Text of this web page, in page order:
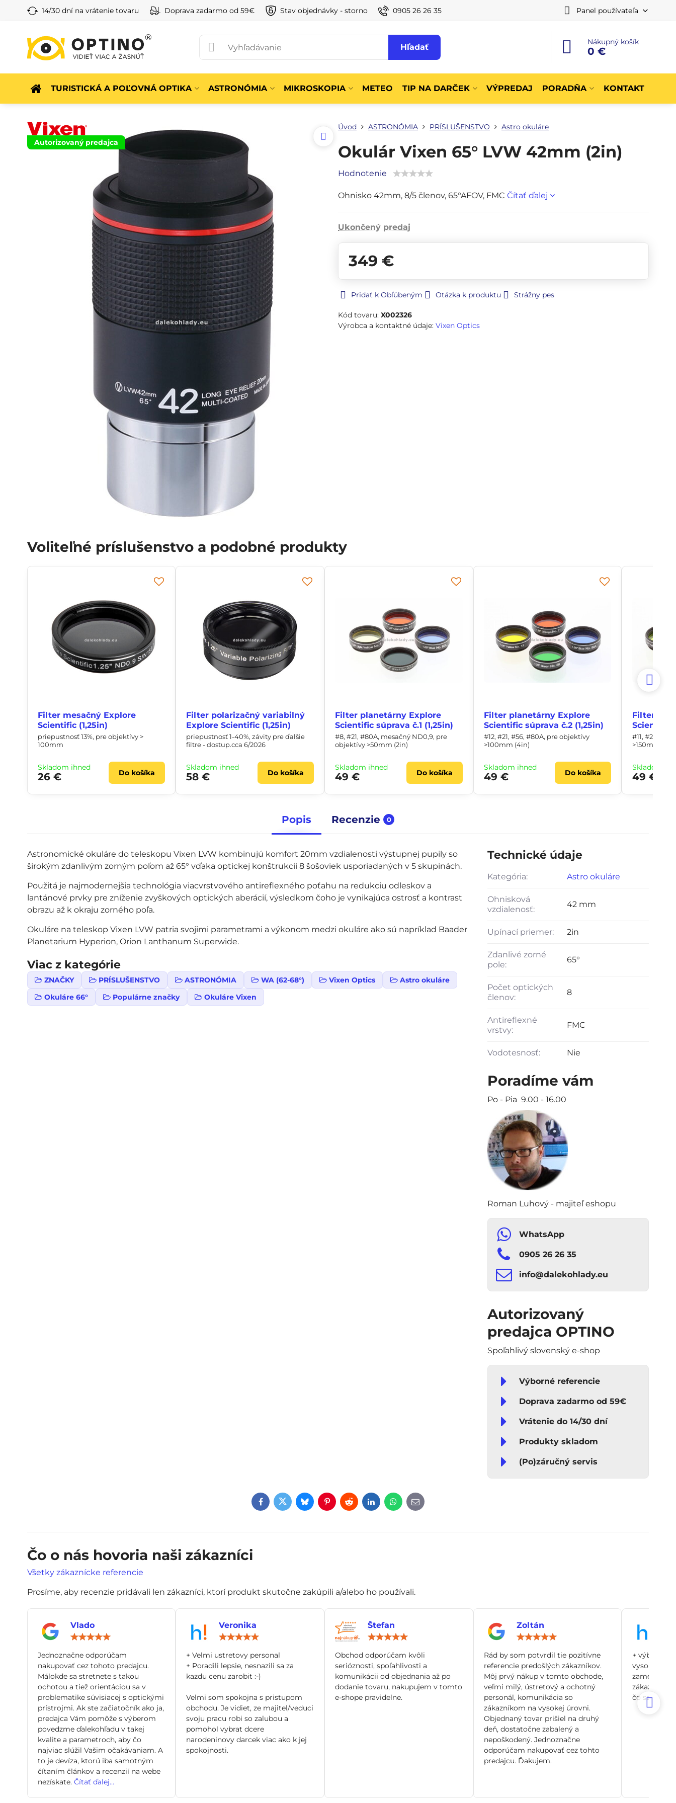
14/30 dní na vrátenie tovaru Doprava zadarmo od 59€ Stav objednávky - storno 0905 26 26 35 Panel používateľa
Hľadať
Nákupný košík
0 €
TURISTICKÁ A POĽOVNÁ OPTIKA ASTRONÓMIA MIKROSKOPIA METEO TIP NA DARČEK VÝPREDAJ PORADŇA KONTAKT
Autorizovaný predajca
Úvod ASTRONÓMIA PRÍSLUŠENSTVO Astro okuláre
Okulár Vixen 65° LVW 42mm (2in)
Hodnotenie
Ohnisko 42mm, 8/5 členov, 65°AFOV, FMC Čítať ďalej
Ukončený predaj
349 €
Pridať k Obľúbeným Otázka k produktu Strážny pes
Kód tovaru: X002326
Výrobca a kontaktné údaje: Vixen Optics
Popis Recenzie 0
Astronomické okuláre do teleskopu Vixen LVW kombinujú komfort 20mm vzdialenosti výstupnej pupily so
širokým zdanlivým zorným poľom až 65° vďaka optickej konštrukcii 8 šošoviek usporiadaných v 5 skupinách.
Použitá je najmodernejšia technológia viacvrstvového antireflexného poťahu na redukciu odleskov a
lantánové prvky pre zníženie zvyškových optických aberácií, výsledkom čoho je vynikajúca ostrosť a kontrast
obrazu až k okraju zorného poľa.
Okuláre na teleskop Vixen LVW patria svojimi parametrami a výkonom medzi okuláre ako sú napríklad Baader
Planetarium Hyperion, Orion Lanthanum Superwide.
Viac z kategórie
ZNAČKY PRÍSLUŠENSTVO ASTRONÓMIA WA (62-68°) Vixen Optics
Astro okuláre
Okuláre 66°
Populárne značky Okuláre Vixen
Technické údaje
Kategória: Astro okuláre
Ohnisková
vzdialenosť:
42 mm
Upínací priemer: 2in
Zdanlivé zorné
pole:
65°
Počet optických
členov:
8
Antireflexné
vrstvy:
FMC
Vodotesnosť: Nie
Poradíme vám
Po - Pia 9.00 - 16.00
Roman Luhový - majiteľ eshopu
WhatsApp
0905 26 26 35
info​​@dalekohlady​​.eu
Autorizovaný
predajca OPTINO
Spoľahlivý slovenský e-shop
Výborné referencie
Doprava zadarmo od 59€
Vrátenie do 14/30 dní
Produkty skladom
(Po)záručný servis
Facebook
TwitterBlueskyPinterest
RedditLinkedInWhatsApp
E-
mail
Voliteľné príslušenstvo a podobné produkty
Filter mesačný Explore
Scientific (1,25in)
priepustnosť 13%, pre objektívy >
100mm
Skladom ihneď
26 € Do košíka
Filter polarizačný variabilný
Explore Scientific (1,25in)
priepustnosť 1-40%, závity pre ďalšie
filtre - dostup.cca 6/2026
Skladom ihneď
58 € Do košíka
Filter planetárny Explore
Scientific súprava č.1 (1,25in)
#8, #21, #80A, mesačný ND0,9, pre
objektívy >50mm (2in)
Skladom ihneď
49 € Do košíka
Filter planetárny Explore
Scientific súprava č.2 (1,25in)
#12, #21, #56, #80A, pre objektívy
>100mm (4in)
Skladom ihneď
49 € Do košíka
Filter
Scientific
#11, #23A,
>150mm
Skladom
49 €
Čo o nás hovoria naši zákazníci
Všetky zákaznícke referencie
Prosíme, aby recenzie pridávali len zákazníci, ktorí produkt skutočne zakúpili a/alebo ho používali.
Vlado
Jednoznačne odporúčam
nakupovať cez tohoto predajcu.
Málokde sa stretnete s takou
ochotou a tiež orientáciou sa v
problematike súvisiacej s optickými
prístrojmi. Ak ste začiatočník ako ja,
predajca Vám pomôže s výberom
povedzme ďalekohľadu v takej
kvalite a parametroch, aby čo
najviac slúžil Vašim očakávaniam. A
to je devíza, ktorú iba samotným
čítaním článkov a recenzií na webe
nezískate. Čítať ďalej...
Veronika
+ Velmi ustretovy personal
+ Poradili lepsie, nesnazili sa za
kazdu cenu zarobit :-)
Velmi som spokojna s pristupom
obchodu. Je vidiet, ze majitel/veduci
svoju pracu robi so zalubou a
pomohol vybrat dcere
narodeninovy darcek viac ako k jej
spokojnosti.
Štefan
Obchod odporúčam kvôli
serióznosti, spoľahlivosti a
komunikácii od objednania až po
dodanie tovaru, nakupujem v tomto
e-shope pravidelne.
Zoltán
/
5
Rád by som potvrdil tie pozitívne
referencie predošlých zákazníkov.
Môj prvý nákup v tomto obchode,
veľmi milý, ústretový a ochotný
personál, komunikácia so
zákazníkom na vysokej úrovni.
Objednaný tovar prišiel na druhý
deň, dostatočne zabalený a
nepoškodený. Jednoznačne
odporúčam nakupovať cez tohto
predajcu. Ďakujem.
+ výborný
vysoko
zamerané
zákazníka,
čo sa dá.